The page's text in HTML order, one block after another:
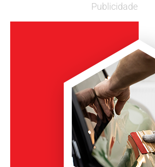
Publicidade